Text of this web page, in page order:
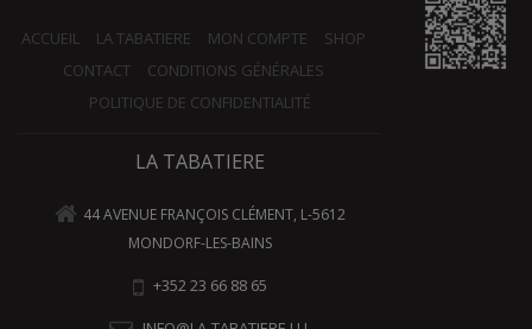
ACCUEIL LA TABATIERE MON COMPTE
SHOP
CONTACT
CONDITIONS GÉNÉRALES
POLITIQUE DE CONFIDENTIALITÉ
LA TABATIERE
44 AVENUE FRANÇOIS CLÉMENT, L-5612
MONDORF-LES-BAINS
+352 23 66 88 65